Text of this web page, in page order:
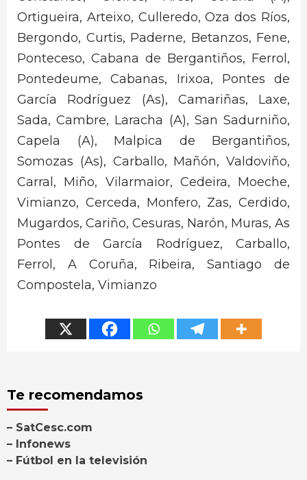
Ortigueira, Arteixo, Culleredo, Oza dos Ríos,
Bergondo, Curtis, Paderne, Betanzos, Fene,
Ponteceso, Cabana de Bergantiños, Ferrol,
Pontedeume, Cabanas, Irixoa, Pontes de
García Rodríguez (As), Camariñas, Laxe,
Sada, Cambre, Laracha (A), San Sadurniño,
Capela (A), Malpica de Bergantiños,
Somozas (As), Carballo, Mañón, Valdoviño,
Carral, Miño, Vilarmaior, Cedeira, Moeche,
Vimianzo, Cerceda, Monfero, Zas, Cerdido,
Mugardos, Cariño, Cesuras, Narón, Muras, As
Pontes de García Rodríguez, Carballo,
Ferrol, A Coruña, Ribeira, Santiago de
Compostela, Vimianzo
Te recomendamos
– SatCesc.com
– Infonews
– Fútbol en la televisión